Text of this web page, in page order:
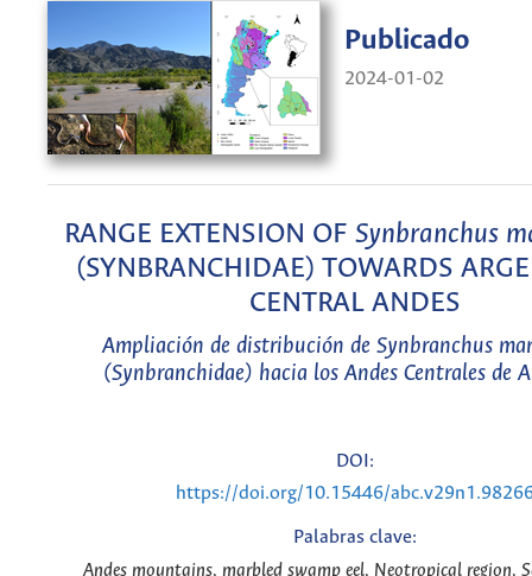
Publicado
2024-01-02
RANGE EXTENSION OF Synbranchus
(SYNBRANCHIDAE) TOWARDS
CENTRAL ANDES
Ampliación de distribución de Synbranchus
(Synbranchidae) hacia los Andes Centrales de
DOI:
https://doi.org/10.15446/
Palabras clave:
Andes mountains, marbled swamp eel, Neotropical region,